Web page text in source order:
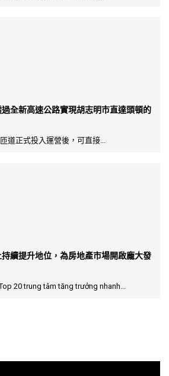
全新高速公路實現胡志明市直達頭頓的
道正式投入運營後，可直接...
續提升地位，為房地產市場開啟龐大發
20 trung tâm tăng trưởng nhanh...